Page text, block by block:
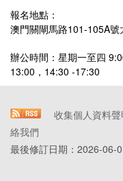
報名地點：
澳門關閘馬路101-105A
辦公時間：星期一至四
13:00，14:30 -17:30
收集個人資料聲
絡我們
最後修訂日期： 2026-06-